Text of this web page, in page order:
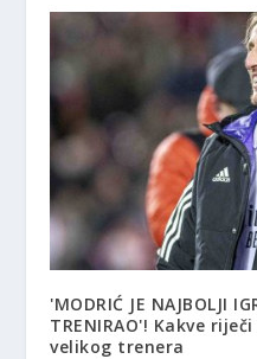
'MODRIĆ JE NAJBOLJI
TRENIRAO'! Kakve
velikog trenera